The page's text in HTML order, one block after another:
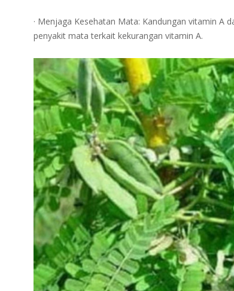
· Menjaga Kesehatan Mata: Kandungan vitamin A
penyakit mata terkait kekurangan vitamin A.